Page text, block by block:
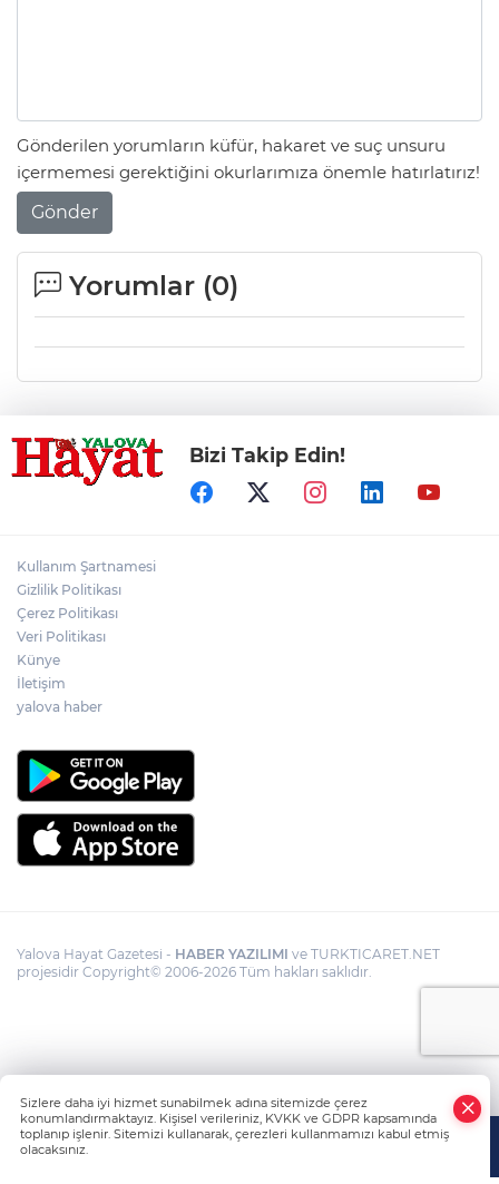
Gönderilen yorumların küfür, hakaret ve suç unsuru
içermemesi gerektiğini okurlarımıza önemle hatırlatırız!
Gönder
Yorumlar (0)
Bizi Takip Edin!
Kullanım Şartnamesi
Gizlilik Politikası
Çerez Politikası
Veri Politikası
Künye
İletişim
yalova haber
Yalova Hayat Gazetesi - HABER YAZILIMI ve TURKTICARET.NET
projesidir Copyright© 2006-2026 Tüm hakları saklıdır.
Sizlere daha iyi hizmet sunabilmek adına sitemizde çerez
konumlandırmaktayız. Kişisel verileriniz, KVKK ve GDPR kapsamında
toplanıp işlenir. Sitemizi kullanarak, çerezleri kullanmamızı kabul etmiş
olacaksınız.